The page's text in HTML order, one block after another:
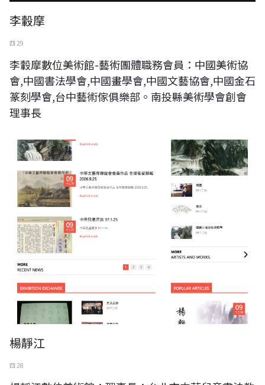
李轂摩
四 29
李轂摩數位美術館-藝術團體職務會員：中國美術協
會,中國書法學會,中國畫學會,中國文藝協會,中國金石
篆刻學會,台中藝術傢俱樂部。南投縣美術學會創會
理事長
楊靜江
四 28